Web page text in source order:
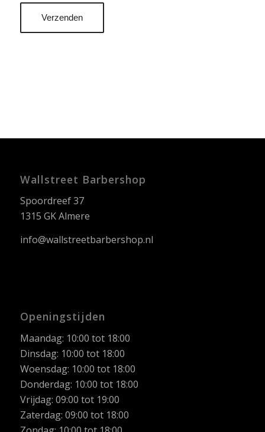
Wallstreet Barbershop
Spoordreef 37
1315 GK Almere
info@wallstreetbarbershop.nl
Openingstijden
Maandag: 10:00 tot 18:00
Dinsdag: 10:00 tot 18:00
Woensdag: 10:00 tot 18:00
Donderdag: 10:00 tot 18:00
Vrijdag: 09:00 tot 19:00
Zaterdag: 09:00 tot 18:00